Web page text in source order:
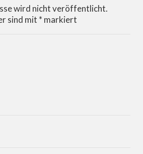
wird nicht veröffentlicht.
sind mit * markiert